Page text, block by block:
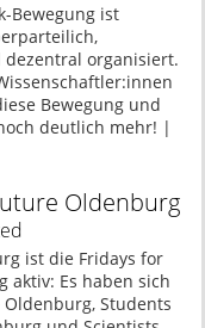
Bewegung ist
organisiert.
Bewegung und
deutlich mehr! |
Oldenburg
ist die Fridays for
aktiv: Es haben sich
Students